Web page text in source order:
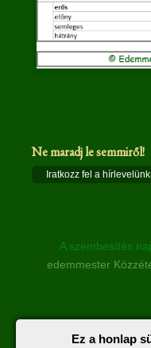
Ne maradj le semmiről!
Iratkozz fel a
A szembesítés
edemmester
NincsenekEz a honlap